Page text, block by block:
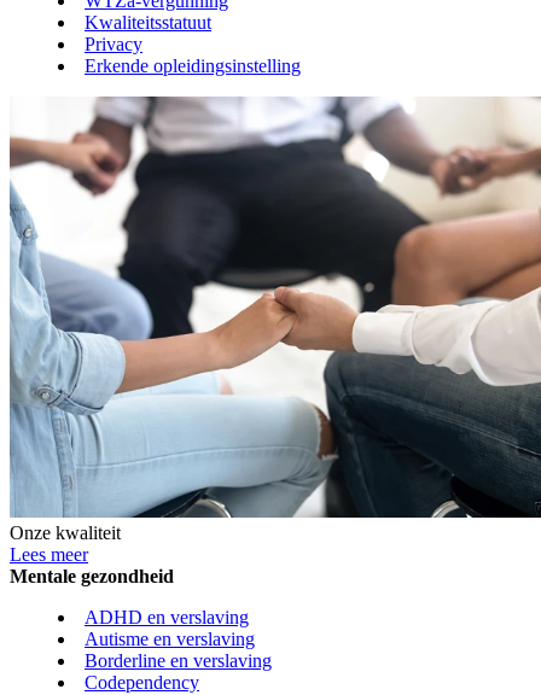
Kwaliteitsstatuut
Privacy
Erkende opleidingsinstelling
Onze kwaliteit
Lees meer
Mentale gezondheid
ADHD en verslaving
Autisme en verslaving
Borderline en verslaving
Codependency